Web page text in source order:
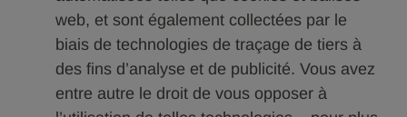
web, et sont également collectées par le
biais de technologies de traçage de tiers à
des fins d’analyse et de publicité. Vous avez
entre autre le droit de vous opposer à